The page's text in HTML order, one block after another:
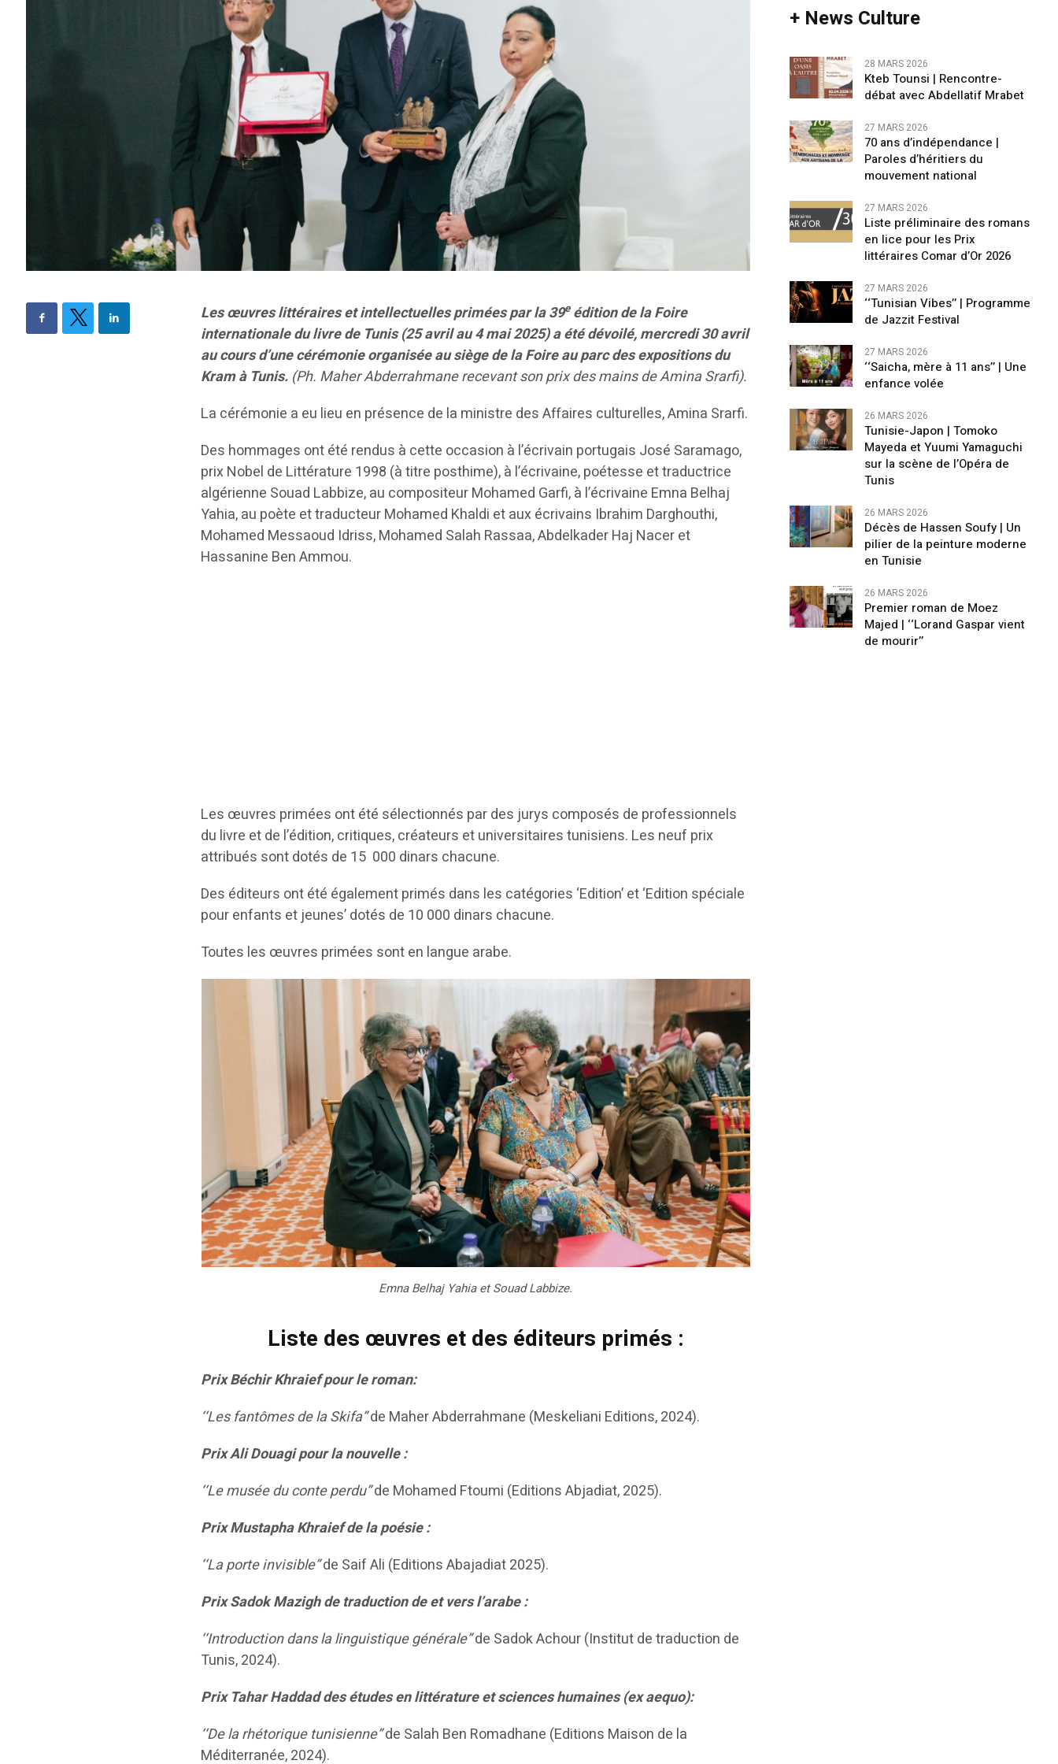
Les œuvres littéraires et intellectuelles primées par la 39eédition de la Foire
internationale du livre de Tunis (25 avril au 4 mai 2025) a été dévoilé, mercredi 30 avril
au cours d’une cérémonie organisée au siège de la Foire au parc des expositions du
Kram à Tunis. (Ph. Maher Abderrahmane recevant son prix des mains de Amina Srarfi).
La cérémonie a eu lieu en présence de la ministre des Affaires culturelles, Amina Srarfi.
Des hommages ont été rendus à cette occasion à l’écrivain portugais José Saramago,
prix Nobel de Littérature 1998 (à titre posthime), à l’écrivaine, poétesse et traductrice
algérienne Souad Labbize, au compositeur Mohamed Garfi, à l’écrivaine Emna Belhaj
Yahia, au poète et traducteur Mohamed Khaldi et aux écrivains Ibrahim Darghouthi,
Mohamed Messaoud Idriss, Mohamed Salah Rassaa, Abdelkader Haj Nacer et
Hassanine Ben Ammou.
Les œuvres primées ont été sélectionnés par des jurys composés de professionnels
du livre et de l’édition, critiques, créateurs et universitaires tunisiens. Les neuf prix
attribués sont dotés de 15 000 dinars chacune.
Des éditeurs ont été également primés dans les catégories ‘Edition’ et ‘Edition spéciale
pour enfants et jeunes’ dotés de 10 000 dinars chacune.
Toutes les œuvres primées sont en langue arabe.
Emna Belhaj Yahia et Souad Labbize.
Liste des œuvres et des éditeurs primés :
Prix Béchir Khraief pour le roman:
‘‘Les fantômes de la Skifa”de Maher Abderrahmane (Meskeliani Editions, 2024).
Prix Ali Douagi pour la nouvelle :
‘‘Le musée du conte perdu”de Mohamed Ftoumi (Editions Abjadiat, 2025).
Prix Mustapha Khraief de la poésie :
‘‘La porte invisible”de Saif Ali (Editions Abajadiat 2025).
Prix Sadok Mazigh de traduction de et vers l’arabe :
‘‘Introduction dans la linguistique générale”de Sadok Achour (Institut de traduction de
Tunis, 2024).
Prix Tahar Haddad des études en littérature et sciences humaines (ex aequo):
‘‘De la rhétorique tunisienne”de Salah Ben Romadhane (Editions Maison de la
Méditerranée, 2024).
+ News Culture
28 MARS 2026
Kteb Tounsi | Rencontre-
débat avec Abdellatif Mrabet
27 MARS 2026
70 ans d’indépendance |
Paroles d’héritiers du
mouvement national
27 MARS 2026
Liste préliminaire des romans
en lice pour les Prix
littéraires Comar d’Or 2026
27 MARS 2026
‘‘Tunisian Vibes’’ | Programme
de Jazzit Festival
27 MARS 2026
‘‘Saicha, mère à 11 ans’’ | Une
enfance volée
26 MARS 2026
Tunisie-Japon | Tomoko
Mayeda et Yuumi Yamaguchi
sur la scène de l’Opéra de
Tunis
26 MARS 2026
Décès de Hassen Soufy | Un
pilier de la peinture moderne
en Tunisie
26 MARS 2026
Premier roman de Moez
Majed | ‘‘Lorand Gaspar vient
de mourir’’